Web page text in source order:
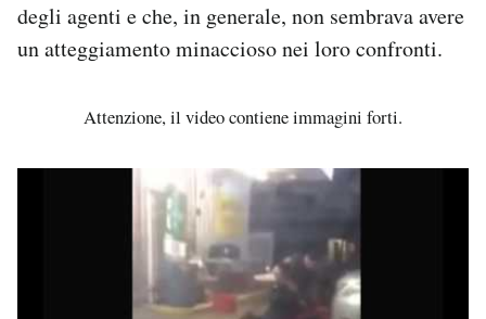
degli agenti e che, in generale, non sembrava avere
un atteggiamento minaccioso nei loro confronti.
Attenzione, il video contiene immagini forti.